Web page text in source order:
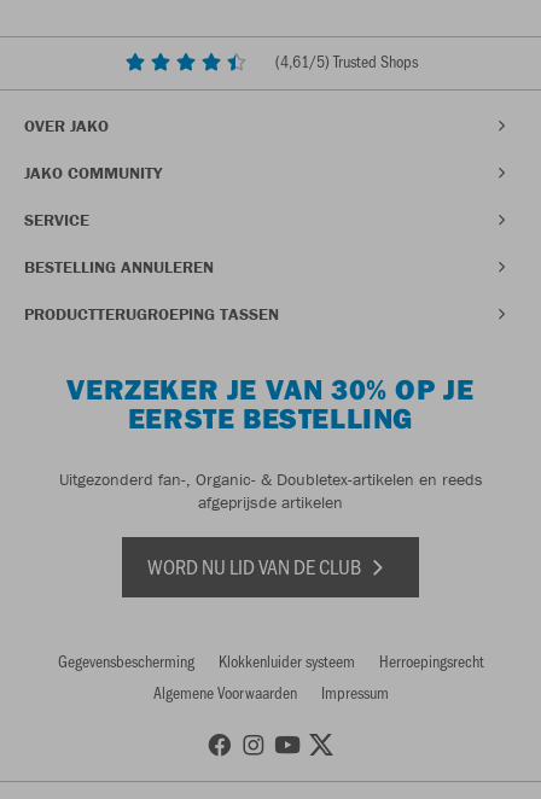
(4,61/5) Trusted Shops
OVER JAKO
JAKO COMMUNITY
SERVICE
BESTELLING ANNULEREN
PRODUCTTERUGROEPING TASSEN
VERZEKER JE VAN 30% OP JE
EERSTE BESTELLING
Uitgezonderd fan-, Organic- & Doubletex-artikelen en reeds
afgeprijsde artikelen
WORD NU LID VAN DE CLUB
Gegevensbescherming Klokkenluider systeem
Herroepingsrecht
Algemene Voorwaarden
Impressum